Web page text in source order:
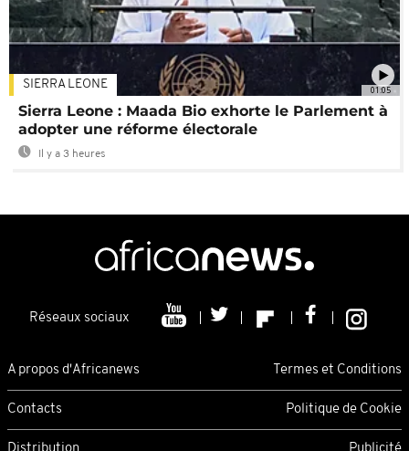
01:05
SIERRA LEONE
Sierra Leone : Maada Bio exhorte le Parlement à
adopter une réforme électorale
Il y a 3 heures
Réseaux sociaux
A propos d'Africanews Termes et Conditions
Contacts Politique de Cookie